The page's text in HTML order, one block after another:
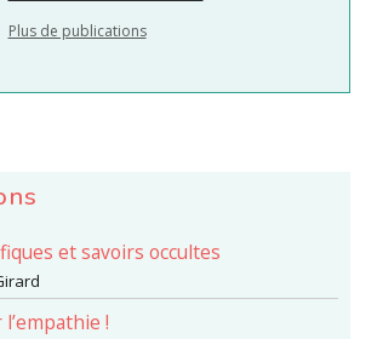
Plus de publications
et savoirs occultes
!